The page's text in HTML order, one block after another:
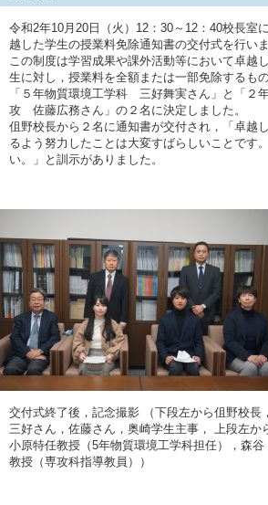
令和2年10月20日（火）12：30～12：40校長室
越した学生の授業料免除通知書の交付式を行いま
この制度は学習成果や課外活動等において卓越
生に対し，授業料を全額または一部免除するも
「５年物質環境工学科 三好舞実さん」と「２
攻 佐藤広務さん」の２名に決定しました。
伹野校長から２名に通知書が交付され，「卓越
るよう努力したことは大変すばらしいことです
い。」と訓示がありました。
交付式終了後，記念撮影 （下段左から伹野校長，
三好さん，佐藤さん，奥崎学生主事， 上段左か
小原特任教授（5年物質環境工学科担任），森谷
教授（専攻科指導教員））